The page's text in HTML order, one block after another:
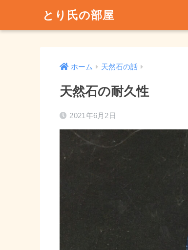
とり氏の部屋
ホーム 天然石の話
天然石の耐久性
2021年6月2日